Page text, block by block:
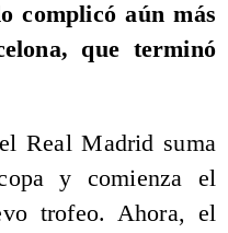
complicó aún más
que terminó
Real Madrid suma
y comienza el
trofeo. Ahora, el